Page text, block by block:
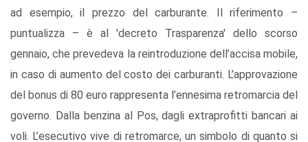
ad esempio, il prezzo del carburante. Il riferimento –
puntualizza – è al 'decreto Trasparenza' dello scorso
gennaio, che prevedeva la reintroduzione dell’accisa mobile,
in caso di aumento del costo dei carburanti. L’approvazione
del bonus di 80 euro rappresenta l’ennesima retromarcia del
governo. Dalla benzina al Pos, dagli extraprofitti bancari ai
voli. L’esecutivo vive di retromarce, un simbolo di quanto si